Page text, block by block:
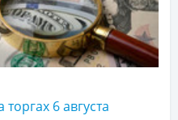
6 августа